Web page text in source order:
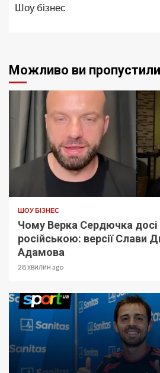
Шоу бізнес
Можливо ви пропустили
ШОУ БІЗНЕС
Чому Верка Сердючка досі
російською: версії Слави
Адамова
28 хвилин ago